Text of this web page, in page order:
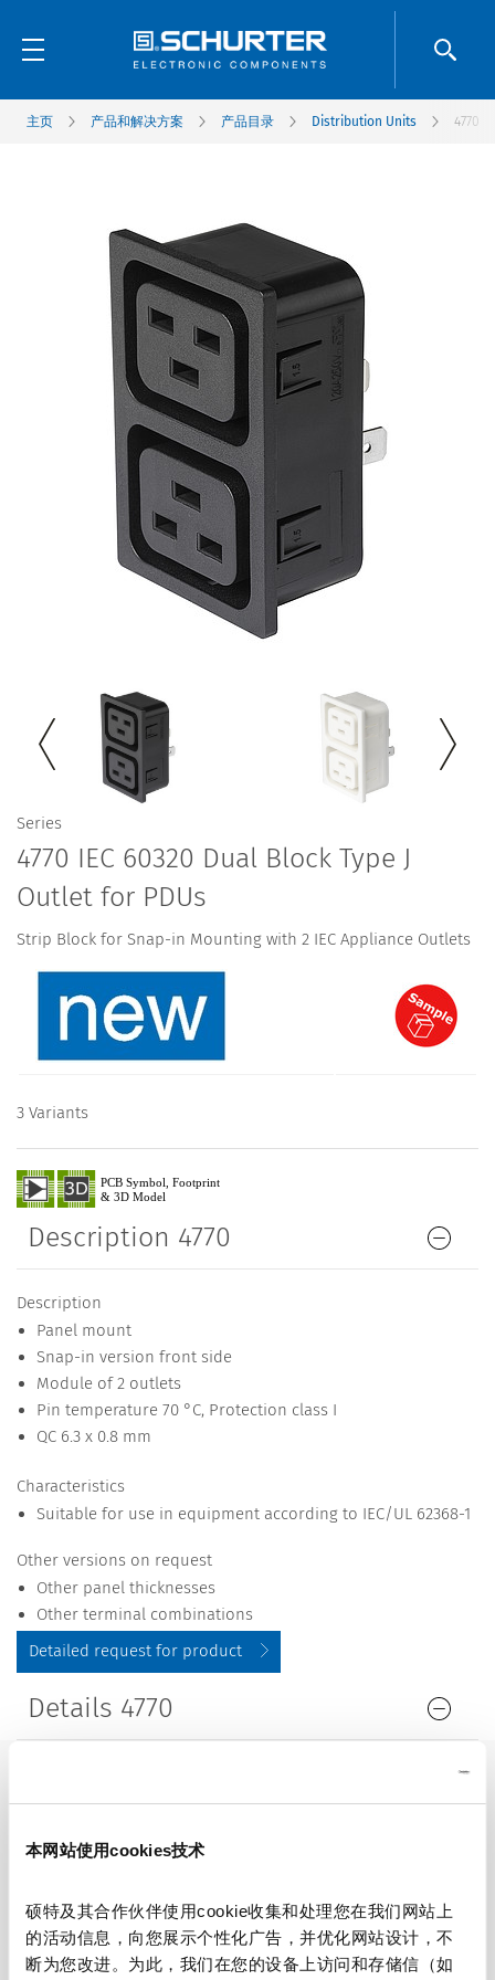
本网站使用cookies技术
硕特及其合作伙伴使用cookie收集和处理您在我们网站上
的活动信息，向您展示个性化广告，并优化网站设计，不
断为您改进。为此，我们在您的设备上访问和存储信（如
主页 产品和解决方案 产品目录 Distribution Units 4770
Series
4770 IEC 60320 Dual Block Type J
Outlet for PDUs
Strip Block for Snap-in Mounting with 2 IEC Appliance Outlets
3 Variants
Description 4770
Description
Panel mount
Snap-in version front side
Module of 2 outlets
Pin temperature 70 °C, Protection class I
QC 6.3 x 0.8 mm
Characteristics
Suitable for use in equipment according to IEC/UL 62368-1
Other versions on request
Other panel thicknesses
Other terminal combinations
Detailed request for product
Details 4770
Ratings UL/CSA
Dielectric Strength
> 2 kVAC between L-N
(1 min/50 Hz)